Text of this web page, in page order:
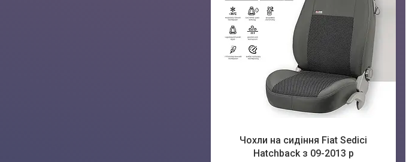
Чохли на сидіння Fiat Sedici
Hatchback з 09-2013 р